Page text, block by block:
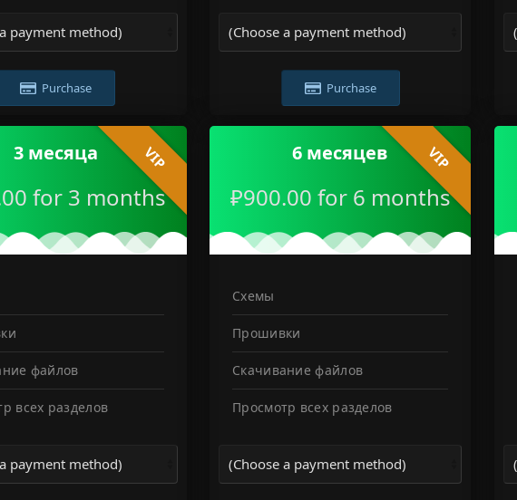
Purchase Purchase
VIP
3 месяца
for 3 months
файлов
всех разделов
VIP
6 месяцев
₽900.00 for 6 months
Схемы
Прошивки
Скачивание файлов
Просмотр всех разделов